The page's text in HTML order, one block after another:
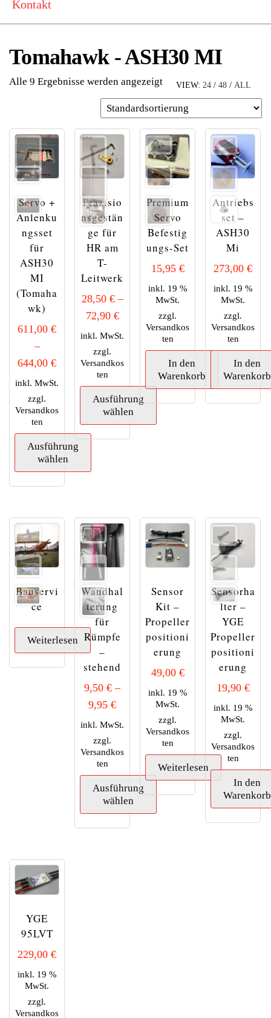
Kontakt
Tomahawk - ASH30 MI
VIEW: 24 / 48 / ALL
Alle 9 Ergebnisse werden angezeigt
Servo +
Anlenku
ngsset
für
ASH30
MI
(Tomaha
wk)
611,00€
–
644,00€
inkl. MwSt.
zzgl.
Versandkos
ten
Ausführung
wählen
Dieses
mehrere
Varianten
auf.
Die
Optionen
können
auf
Produktseite
gewählt
werden
Präzisio
nsgestän
ge für
HR am
T-
Leitwerk
28,50 €–
72,90 €
inkl. MwSt.
zzgl.
Versandkos
ten
Ausführung
wählen
Dieses
Die
Optionen
können
auf
der
Produktseite
gewählt
werden
Premium
Servo
Befestig
ungs-Set
15,95 €
inkl. 19 %
MwSt.
zzgl.
Versandkos
ten
In den
Warenkorb
Antriebs
set –
ASH30
Mi
273,00€
inkl. 19 %
MwSt.
zzgl.
Versandkos
ten
In den
Warenkorb
Bauservi
ce
Weiterlesen
Wandhal
terung
für
Rümpfe
–
stehend
9,50€ –
9,95€
inkl. MwSt.
zzgl.
Versandkos
ten
Ausführung
wählen
Dieses
Sensor
Kit –
Propeller
positioni
erung
49,00 €
inkl. 19 %
MwSt.
zzgl.
Versandkos
ten
Weiterlesen
Sensorha
lter –
YGE
Propeller
positioni
erung
19,90 €
inkl. 19 %
MwSt.
zzgl.
Versandkos
ten
In den
Warenkorb
YGE
95LVT
229,00€
inkl. 19 %
MwSt.
zzgl.
Versandkos